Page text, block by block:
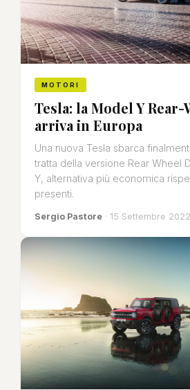
MOTORI
Tesla: la Model Y
arriva in Europa
Una nuova Tesla sbarca
tratta della versione Rear Wheel
Y, alternativa più economica
presenti.
Sergio Pastore · 15 Settembre